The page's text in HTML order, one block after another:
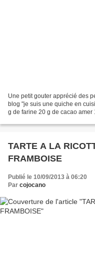
Une petit gouter apprécié des
blog "je suis une quiche en
g de farine 20 g de cacao
TARTE A LA
FRAMBOISE
Publié le 10/09/2013 à 06:20
Par cojocano